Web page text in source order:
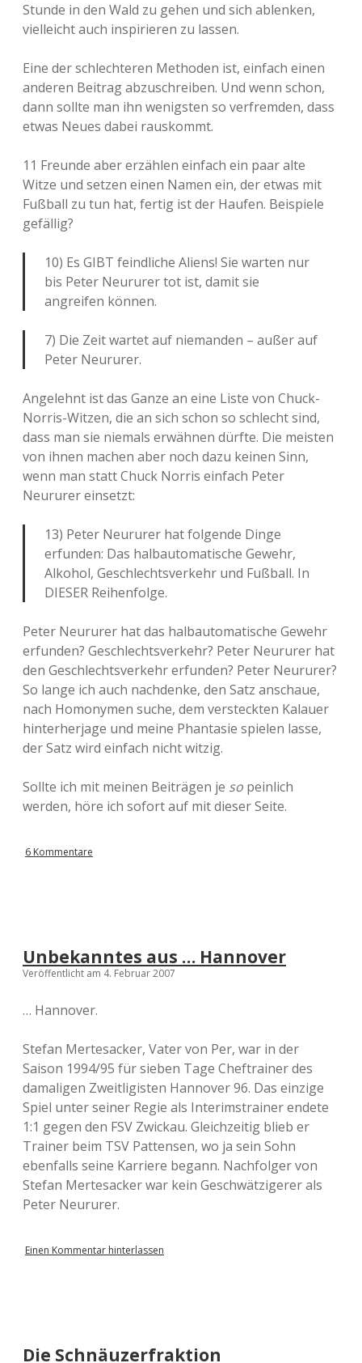
Stunde in den Wald zu gehen und sich ablenken,
vielleicht auch inspirieren zu lassen.
Eine der schlechteren Methoden ist, einfach einen
anderen Beitrag abzuschreiben. Und wenn schon,
dann sollte man ihn wenigsten so verfremden, dass
etwas Neues dabei rauskommt.
11 Freunde aber erzählen einfach ein paar alte
Witze und setzen einen Namen ein, der etwas mit
Fußball zu tun hat, fertig ist der Haufen. Beispiele
gefällig?
10) Es GIBT feindliche Aliens! Sie warten nur
bis Peter Neururer tot ist, damit sie
angreifen können.
7) Die Zeit wartet auf niemanden – außer auf
Peter Neururer.
Angelehnt ist das Ganze an eine Liste von Chuck-
Norris-Witzen, die an sich schon so schlecht sind,
dass man sie niemals erwähnen dürfte. Die meisten
von ihnen machen aber noch dazu keinen Sinn,
wenn man statt Chuck Norris einfach Peter
Neururer einsetzt:
13) Peter Neururer hat folgende Dinge
erfunden: Das halbautomatische Gewehr,
Alkohol, Geschlechtsverkehr und Fußball. In
DIESER Reihenfolge.
Peter Neururer hat das halbautomatische Gewehr
erfunden? Geschlechtsverkehr? Peter Neururer hat
den Geschlechtsverkehr erfunden? Peter Neururer?
So lange ich auch nachdenke, den Satz anschaue,
nach Homonymen suche, dem versteckten Kalauer
hinterherjage und meine Phantasie spielen lasse,
der Satz wird einfach nicht witzig.
Sollte ich mit meinen Beiträgen je so peinlich
werden, höre ich sofort auf mit dieser Seite.
6 Kommentare
Unbekanntes aus … Hannover
Veröffentlicht am 4. Februar 2007
… Hannover.
Stefan Mertesacker, Vater von Per, war in der
Saison 1994/95 für sieben Tage Cheftrainer des
damaligen Zweitligisten Hannover 96. Das einzige
Spiel unter seiner Regie als Interimstrainer endete
1:1 gegen den FSV Zwickau. Gleichzeitig blieb er
Trainer beim TSV Pattensen, wo ja sein Sohn
ebenfalls seine Karriere begann. Nachfolger von
Stefan Mertesacker war kein Geschwätzigerer als
Peter Neururer.
Einen Kommentar hinterlassen
Die Schnäuzerfraktion